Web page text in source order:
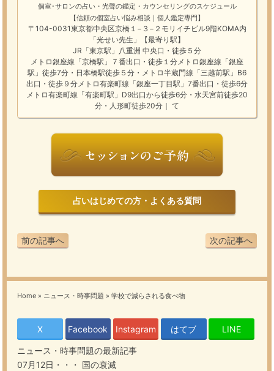
個室･サロンの占い・光聲の鑑定・カウンセリングのスケジュール
【信頼の個室占い悩み相談｜個人鑑定専門】
〒104-0031東京都中央区京橋１−３−２モリイチビル9階KOMA内
「光せい先生」【最寄り駅】
JR「東京駅」八重洲 中央口・徒歩５分
メトロ銀座線「京橋駅」７番出口・徒歩１分メトロ銀座線「銀座
駅」徒歩7分・日本橋駅徒歩５分・メトロ半蔵門線「三越前駅」B6
出口・徒歩９分メトロ有楽町線「銀座一丁目駅」7番出口・徒歩6分
メトロ有楽町線「有楽町駅」D9出口から徒歩6分・水天宮前徒歩20
分・人形町徒歩20分｜ て
占いはじめての方・よくある質問
次の記事へ
前の記事へ
Home » ニュース・時事問題 » 学校で減らされる食べ物
X Facebook Instagram はてブ LINE
ニュース・時事問題の最新記事
07月12日・・・ 国の衰滅